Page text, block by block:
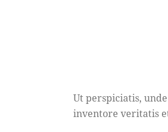
Ut perspiciatis,
inventore veritatis